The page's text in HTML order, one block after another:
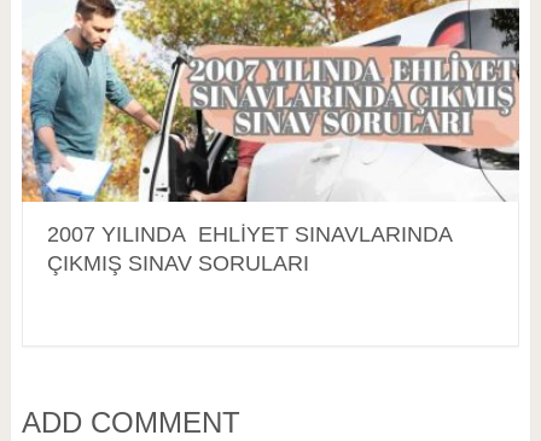
2007 YILINDA EHLİYET SINAVLARINDA
ÇIKMIŞ SINAV SORULARI
ADD COMMENT